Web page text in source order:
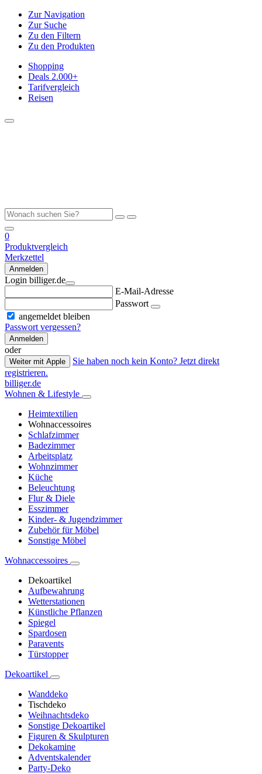
Zur Navigation
Zur Suche
Zu den Filtern
Zu den Produkten
Shopping
Deals 2.000+
Tarifvergleich
Reisen
0
Produktvergleich
Merkzettel
Anmelden
Login billiger.de
E-Mail-Adresse
Passwort
angemeldet bleiben
Passwort vergessen?
Anmelden
oder
Weiter mit Apple
Sie haben noch kein Konto? Jetzt direkt
registrieren.
billiger.de
Wohnen & Lifestyle
Heimtextilien
Wohnaccessoires
Schlafzimmer
Badezimmer
Arbeitsplatz
Wohnzimmer
Küche
Beleuchtung
Flur & Diele
Esszimmer
Kinder- & Jugendzimmer
Zubehör für Möbel
Sonstige Möbel
Wohnaccessoires
Dekoartikel
Aufbewahrung
Wetterstationen
Künstliche Pflanzen
Spiegel
Spardosen
Paravents
Türstopper
Dekoartikel
Wanddeko
Tischdeko
Weihnachtsdeko
Sonstige Dekoartikel
Figuren & Skulpturen
Dekokamine
Adventskalender
Party-Deko